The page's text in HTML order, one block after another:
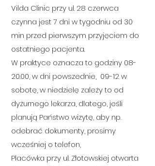
Vilda Clinic przy ul. 28 czerwca
czynna jest 7 dni w tygodniu od 30
min przed pierwszym przyjęciem do
ostatniego pacjenta.
W praktyce oznacza to godziny 08-
20.00, w dni powszednie, 09-12 w
sobotę, w niedzielę zależy to od
dyżurnego lekarza, dlatego, jeśli
planują Państwo wizytę, aby np.
odebrać dokumenty, prosimy
wcześniej o telefon,
Placówka przy ul. Złotowskiej otwarta